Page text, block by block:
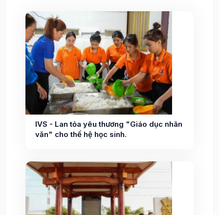
IVS - Lan tỏa yêu thương "Giáo dục nhân
văn" cho thế hệ học sinh.